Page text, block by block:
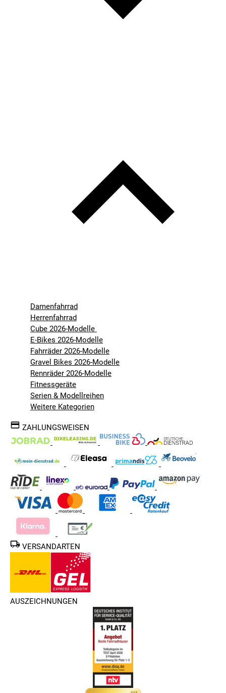
Damenfahrrad
Herrenfahrrad
Cube 2026-Modelle
E-Bikes 2026-Modelle
Fahrräder 2026-Modelle
Gravel Bikes 2026-Modelle
Rennräder 2026-Modelle
Fitnessgeräte
Serien & Modellreihen
Weitere Kategorien
ZAHLUNGSWEISEN
VERSANDARTEN
AUSZEICHNUNGEN